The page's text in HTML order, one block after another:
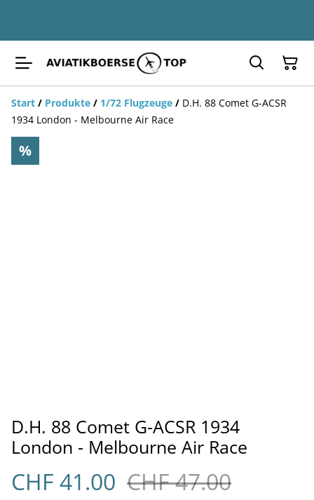
Start / Produkte / 1/72 Flugzeuge / D.H. 88 Comet G-ACSR
1934 London - Melbourne Air Race
%
D.H. 88 Comet G-ACSR 1934
London - Melbourne Air Race
CHF 41.00 CHF 47.00